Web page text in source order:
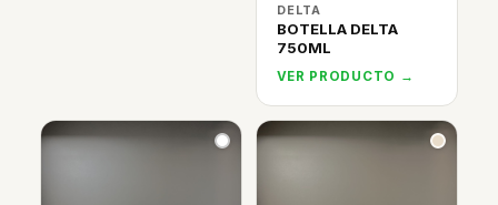
DELTA
BOTELLA DELTA
750ML
VER PRODUCTO →